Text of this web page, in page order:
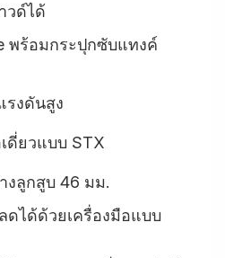
วด์ได้
พร้อมกระปุกซับแทงค์
รงดันสูง
ดี่ยวแบบ STX
งลูกสูบ 46 มม.
ดได้ด้วยเครื่องมือแบบ